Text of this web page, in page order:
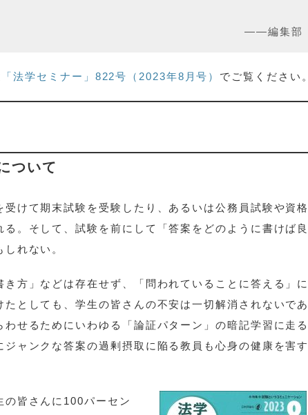
――編集部
「法学セミナー」822号（2023年8月号） でご覧ください。
ついて
けて期末試験を受験したり、あるいは公務員試験や資格
。そして、試験を前にして「答案をどのように書けば良
れない。
方」などは存在せず、「問われていることに答える」に
としても、学生の皆さんの不安は一切解消されないであ
せるためにいわゆる「論証パターン」の暗記学習に走る
ャンクな答案の過剰摂取に陥る教員も心身の健康を害す
の皆さんに100パーセン